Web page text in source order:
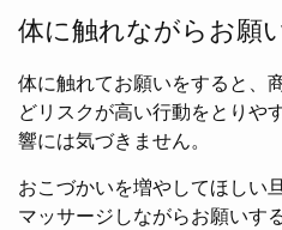
体に触れながらお願
体に触れてお願いをすると、
どリスクが高い行動をとりや
響には気づきません。
おこづかいを増やしてほしい
マッサージしながらお願いす